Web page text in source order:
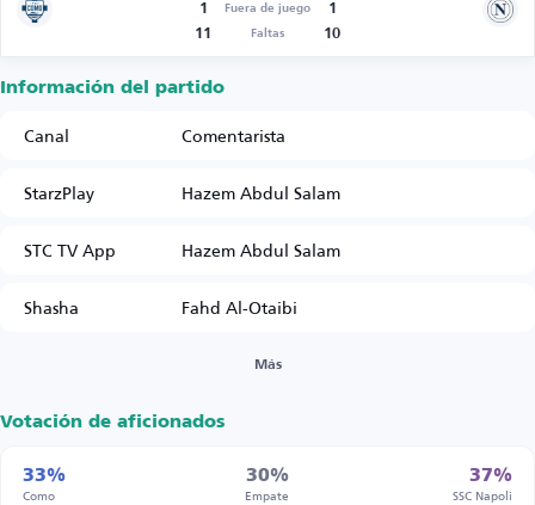
1
Fuera de juego
1
11
Faltas 10
Información del partido
Canal
Comentarista
StarzPlay
Hazem Abdul Salam
STC TV App
Hazem Abdul Salam
Shasha
Fahd Al-Otaibi
Más
Votación de aficionados
33%
Como
30%
Empate
37%
SSC Napoli